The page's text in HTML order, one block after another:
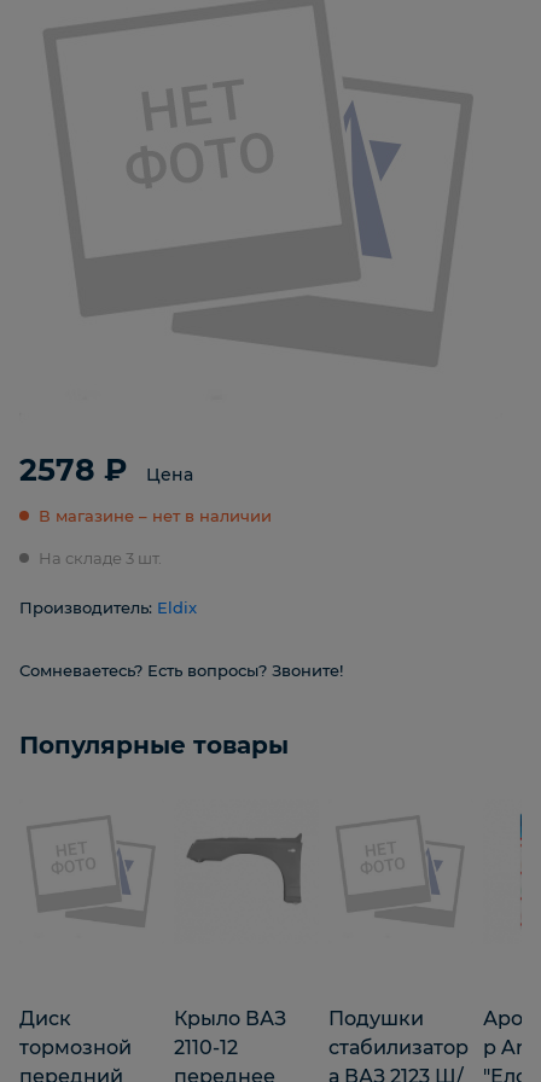
2578 ₽ Цена
В магазине – нет в наличии
На складе 3 шт.
Производитель: Eldix
Сомневаетесь? Есть вопросы? Звоните!
Популярные товары
Диск
тормозной
передний
Крыло ВАЗ
2110-12
переднее
Подушки
стабилизатор
а ВАЗ 2123 Ш/
р